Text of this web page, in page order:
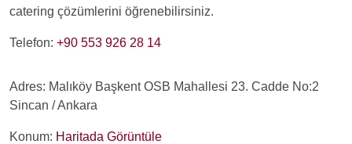
catering çözümlerini öğrenebilirsiniz.
Telefon: +90 553 926 28 14
Adres: Malıköy Başkent OSB Mahallesi 23. Cadde No:2
Sincan / Ankara
Konum: Haritada Görüntüle